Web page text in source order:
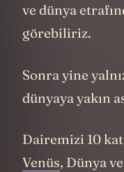
ve dünya
görebiliriz.
Sonra yine
dünyaya yakın
Dairemizi 10
Venüs, Dünya ve